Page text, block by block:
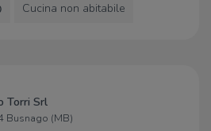
Cucina non abitabile
Torri Srl
Busnago (MB)